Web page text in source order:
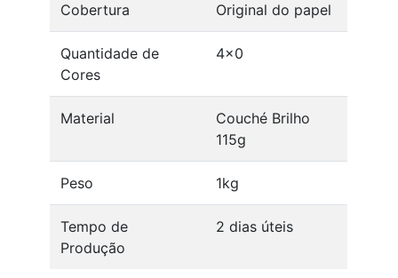
Cobertura Original do papel
Quantidade de
Cores
4x0
Material
Couché Brilho
115g
Peso 1kg
Tempo de
Produção
2 dias úteis